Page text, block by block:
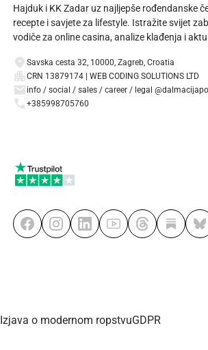
Hajduk i KK Zadar uz najljepše rođendanske
recepte i savjete za lifestyle. Istražite svijet
vodiče za online casina, analize klađenja i
Savska cesta 32, 10000, Zagreb, Croatia
CRN 13879174 | WEB CODING SOLUTIONS LTD
info / social / sales / career / legal
+385998705760
Izjava o modernom ropstvuGDPR